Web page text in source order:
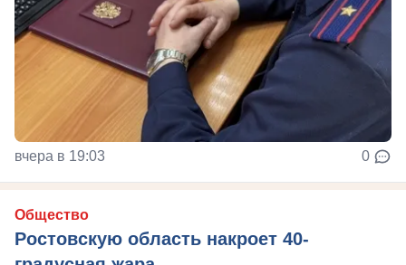
вчера в 19:03 0
Общество
Ростовскую область накроет 40-